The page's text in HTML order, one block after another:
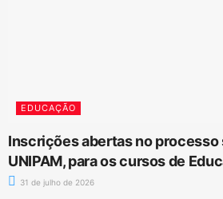
EDUCAÇÃO
Inscrições abertas no
UNIPAM, para os cursos de
31 de julho de 2026